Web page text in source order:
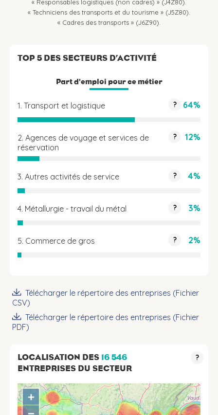
« Responsables logistiques (non cadres) » (J4Z80).
« Techniciens des transports et du tourisme » (J5Z80).
« Cadres des transports » (J6Z90).
TOP 5 DES SECTEURS D’ACTIVITÉ
Part d'emploi pour ce métier
1. Transport et logistique ? 64%
2. Agences de voyage et services de
réservation
? 12%
3. Autres activités de service ? 4%
4. Métallurgie - travail du métal ? 3%
5. Commerce de gros ? 2%
Télécharger le répertoire des entreprises (Fichier
CSV)
Télécharger le répertoire des entreprises (Fichier
PDF)
LOCALISATION DES 16 546
ENTREPRISES DU SECTEUR
?
+